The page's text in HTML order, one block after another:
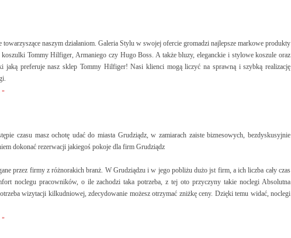
naszym działaniom. Galeria Stylu w swojej ofercie gromadzi najlepsze markowe produkty
Tommy Hilfiger, Armaniego czy Hugo Boss. A także bluzy, eleganckie i stylowe koszule oraz
jaką preferuje nasz sklep Tommy Hilfiger! Nasi klienci mogą liczyć na sprawną i szybką realizację
»
czasu masz ochotę udać do miasta Grudziądz, w zamiarach zaiste biznesowych, bezdyskusyjnie
dokonać rezerwacji jakiegoś pokoje dla firm Grudziądz
przez firmy z różnorakich branż. W Grudziądzu i w jego pobliżu dużo jst firm, a ich liczba cały czas
noclegu pracowników, o ile zachodzi taka potrzeba, z tej oto przyczyny takie noclegi Absolutna
wizytacji kilkudniowej, zdecydowanie możesz otrzymać zniżkę ceny. Dzięki temu widać, noclegi
»